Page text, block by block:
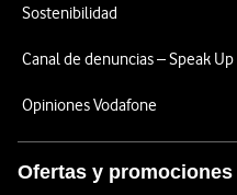
Sostenibilidad
Canal de denuncias – Speak Up
Opiniones Vodafone
Ofertas y promociones